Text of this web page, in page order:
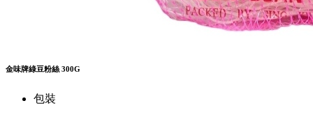
金味牌綠豆粉絲 300G
包裝